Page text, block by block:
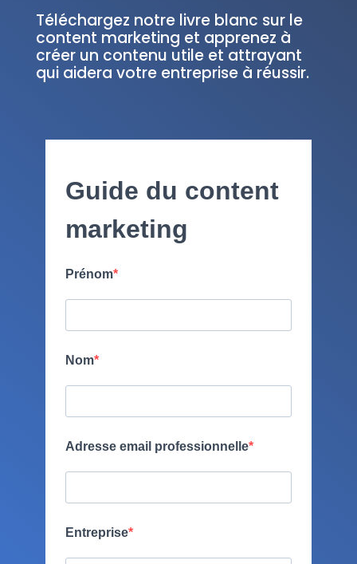
Téléchargez notre livre blanc sur le
content marketing et apprenez à
créer un contenu utile et attrayant
qui aidera votre entreprise à réussir.
Guide du content
marketing
Prénom
Nom
Adresse email professionnelle
Entreprise